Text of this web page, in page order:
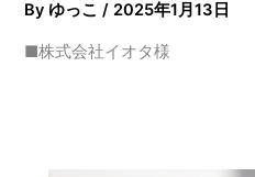
By ゆっこ/ 2025年1月13日
■株式会社イオタ様